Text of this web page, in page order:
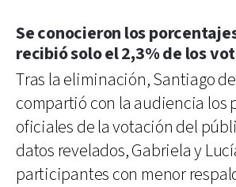
Se conocieron los
recibió solo el 2,3% de los
Tras la eliminación, Santiago
compartió con la audiencia los
oficiales de la votación del
datos revelados, Gabriela y
participantes con menor